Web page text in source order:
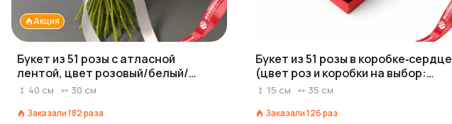
Акция
Букет из 51 розы с атласной
лентой, цвет розовый/белый/
красный на выбор, Россия, 40 см
40 см 30 см
Заказали182раза
Букет из 51 розы в коробке‑сердце
(цвет роз и коробки на выбор:
красный/розовый/белый)
15 см 35 см
Заказали126раз